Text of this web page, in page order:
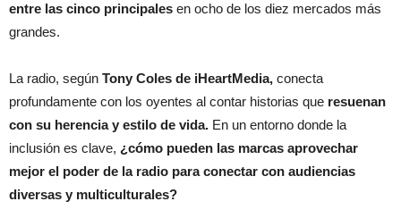
entre las cinco principales en ocho de los diez mercados más
grandes.
La radio, según Tony Coles de iHeartMedia, conecta
profundamente con los oyentes al contar historias que resuenan
con su herencia y estilo de vida. En un entorno donde la
inclusión es clave, ¿cómo pueden las marcas aprovechar
mejor el poder de la radio para conectar con audiencias
diversas y multiculturales?